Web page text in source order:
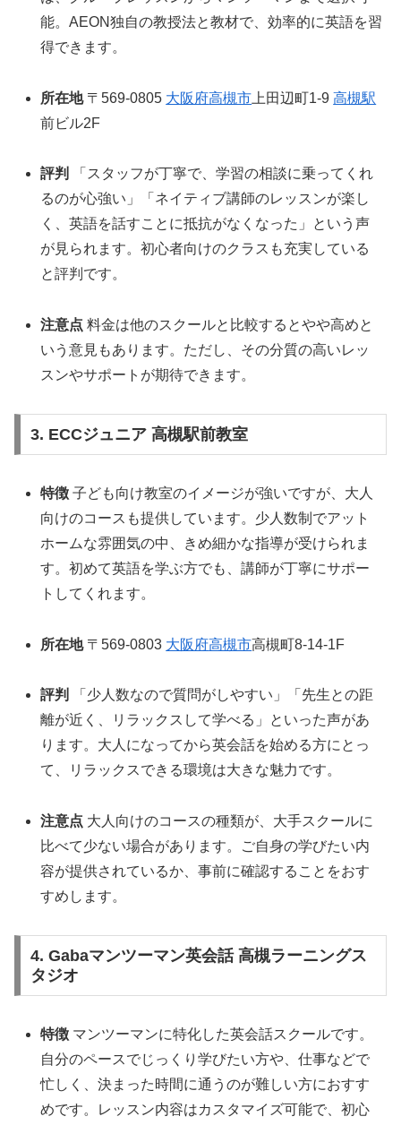
能。AEON独自の教授法と教材で、効率的に英語を習
得できます。
所在地〒569-0805 大阪府高槻市 上田辺町1-9高槻駅
前ビル2F
評判
「スタッフが丁寧で、学習の相談に乗ってくれ
るのが心強い」「ネイティブ講師のレッスンが楽し
く、英語を話すことに抵抗がなくなった」という声
が見られます。初心者向けのクラスも充実している
と評判です。
注意点 料金は他のスクールと比較するとやや高めと
いう意見もあります。ただし、その分質の高いレッ
スンやサポートが期待できます。
3. ECCジュニア 高槻駅前教室
特徴 子ども向け教室のイメージが強いですが、大人
向けのコースも提供しています。少人数制でアット
ホームな雰囲気の中、きめ細かな指導が受けられま
す。初めて英語を学ぶ方でも、講師が丁寧にサポー
トしてくれます。
所在地〒569-0803 大阪府高槻市高槻町8-14-1F
評判
「少人数なので質問がしやすい」「先生との距
離が近く、リラックスして学べる」といった声があ
ります。大人になってから英会話を始める方にとっ
て、リラックスできる環境は大きな魅力です。
注意点 大人向けのコースの種類が、大手スクールに
比べて少ない場合があります。ご自身の学びたい内
容が提供されているか、事前に確認することをおす
すめします。
4. Gabaマンツーマン英会話 高槻ラーニングス
タジオ
特徴 マンツーマンに特化した英会話スクールです。
自分のペースでじっくり学びたい方や、仕事などで
忙しく、決まった時間に通うのが難しい方におすす
めです。レッスン内容はカスタマイズ可能で、初心